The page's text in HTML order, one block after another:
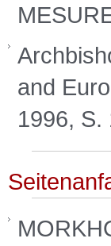
and
1996, S.